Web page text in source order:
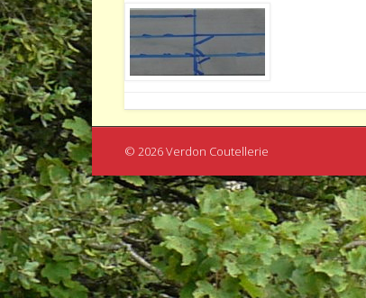
© 2026 Verdon Coutellerie